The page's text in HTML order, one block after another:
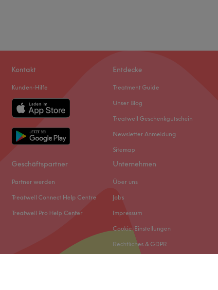
Kontakt
Kunden-Hilfe
Entdecke
Treatment Guide
Unser Blog
Treatwell Geschenkgutschein
Newsletter Anmeldung
Sitemap
Geschäftspartner
Partner werden
Treatwell Connect Help Centre
Treatwell Pro Help Center
Unternehmen
Über uns
Jobs
Impressum
Cookie-Einstellungen
Rechtliches & GDPR